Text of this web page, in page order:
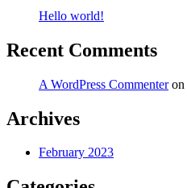
Hello world!
Recent Comments
A WordPress Commenteron
Archives
February 2023